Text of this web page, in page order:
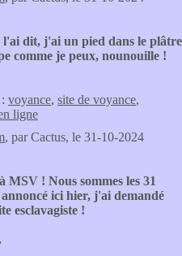
dit, j'ai un pied dans le plâtre
comme je peux, nounouille !
voyance, site de voyance,
ligne
, par Cactus, le 31-10-2024
MSV ! Nous sommes les 31
ici hier, j'ai demandé
esclavagiste !